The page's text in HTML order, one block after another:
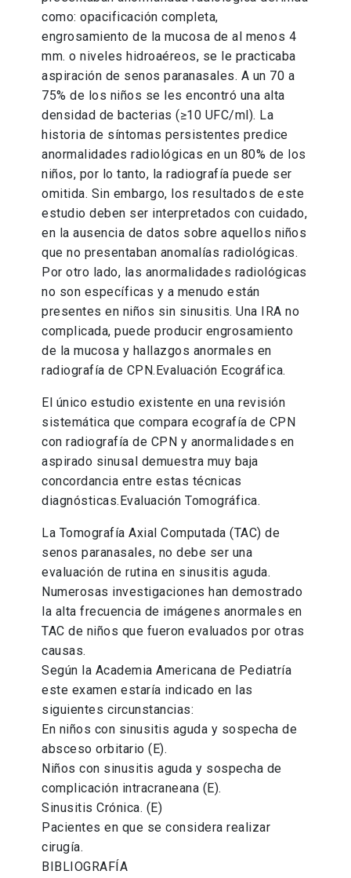
como: opacificación completa,
engrosamiento de la mucosa de al menos 4
mm. o niveles hidroaéreos, se le practicaba
aspiración de senos paranasales. A un 70 a
75% de los niños se les encontró una alta
densidad de bacterias (≥10 UFC/ml). La
historia de síntomas persistentes predice
anormalidades radiológicas en un 80% de los
niños, por lo tanto, la radiografía puede ser
omitida. Sin embargo, los resultados de este
estudio deben ser interpretados con cuidado,
en la ausencia de datos sobre aquellos niños
que no presentaban anomalías radiológicas.
Por otro lado, las anormalidades radiológicas
no son específicas y a menudo están
presentes en niños sin sinusitis. Una IRA no
complicada, puede producir engrosamiento
de la mucosa y hallazgos anormales en
radiografía de CPN.Evaluación Ecográfica.
El único estudio existente en una revisión
sistemática que compara ecografía de CPN
con radiografía de CPN y anormalidades en
aspirado sinusal demuestra muy baja
concordancia entre estas técnicas
diagnósticas.Evaluación Tomográfica.
La Tomografía Axial Computada (TAC) de
senos paranasales, no debe ser una
evaluación de rutina en sinusitis aguda.
Numerosas investigaciones han demostrado
la alta frecuencia de imágenes anormales en
TAC de niños que fueron evaluados por otras
causas.
Según la Academia Americana de Pediatría
este examen estaría indicado en las
siguientes circunstancias:
En niños con sinusitis aguda y sospecha de
absceso orbitario (E).
Niños con sinusitis aguda y sospecha de
complicación intracraneana (E).
Sinusitis Crónica. (E)
Pacientes en que se considera realizar
cirugía.
BIBLIOGRAFÍA